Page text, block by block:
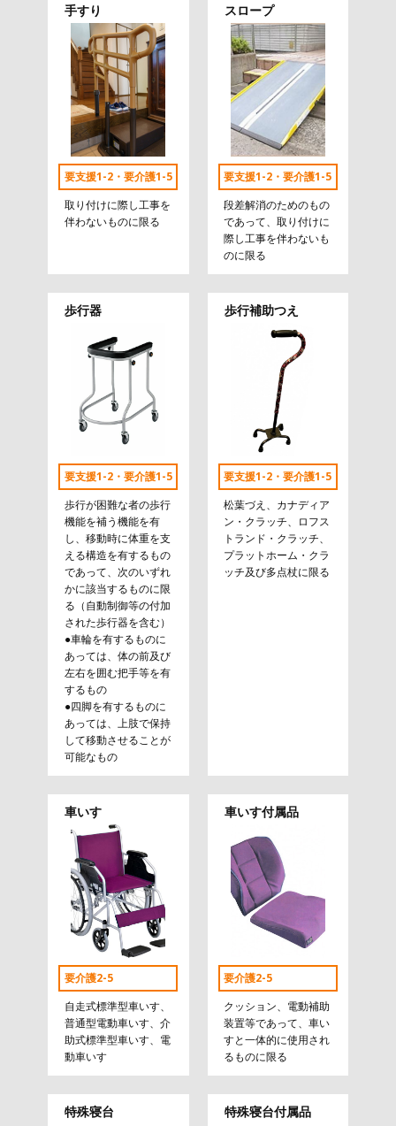
手すり
要支援1-2・要介護1-5
取り付けに際し工事を
伴わないものに限る
スロープ
要支援1-2・要介護1-5
段差解消のためのもの
であって、取り付けに
際し工事を伴わないも
のに限る
歩行器
要支援1-2・要介護1-5
歩行が困難な者の歩行
機能を補う機能を有
し、移動時に体重を支
える構造を有するもの
であって、次のいずれ
かに該当するものに限
る（自動制御等の付加
された歩行器を含む）
●車輪を有するものに
あっては、体の前及び
左右を囲む把手等を有
するもの
●四脚を有するものに
あっては、上肢で保持
して移動させることが
可能なもの
歩行補助つえ
要支援1-2・要介護1-5
松葉づえ、カナディア
ン・クラッチ、ロフス
トランド・クラッチ、
プラットホーム・クラ
ッチ及び多点杖に限る
車いす
要介護2-5
自走式標準型車いす、
普通型電動車いす、介
助式標準型車いす、電
動車いす
車いす付属品
要介護2-5
クッション、電動補助
装置等であって、車い
すと一体的に使用され
るものに限る
特殊寝台 特殊寝台付属品